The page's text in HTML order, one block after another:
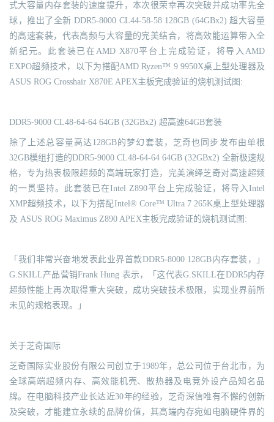
式大容量内存套装的速度提升，本次很荣幸再次突破并成功率先全
球，推出了全新 DDR5-8000 CL44-58-58 128GB (64GBx2) 超大容量
的高速套装，代表高频与大容量的完美结合，将高效能运算带入全
新纪元。此套装已在AMD X870平台上完成验证，将导入AMD
EXPO超频技术，以下为搭配AMD Ryzen™ 9 9950X桌上型处理器及
ASUS ROG Crosshair X870E APEX主板完成验证的烧机测试图:
DDR5-9000 CL48-64-64 64GB (32GBx2) 超高速64GB套装
除了上述总容量高达128GB的梦幻套装，芝奇也同步发布由单根
32GB模组打造的DDR5-9000 CL48-64-64 64GB (32GBx2) 全新极速规
格，专为热衷极限超频的高端玩家打造，完美演绎芝奇对高速超频
的一贯坚持。此套装已在Intel Z890平台上完成验证，将导入Intel
XMP超频技术，以下为搭配Intel® Core™ Ultra 7 265K桌上型处理器
及 ASUS ROG Maximus Z890 APEX主板完成验证的烧机测试图:
「我们非常兴奋地发表此业界首款DDR5-8000 128GB内存套装，」
G.SKILL产品营销Frank Hung 表示，「这代表G.SKILL在DDR5内存
超频性能上再次取得重大突破，成功突破技术极限，实现业界前所
未见的规格表现。」
关于芝奇国际
芝奇国际实业股份有限公司创立于1989年，总公司位于台北市，为
全球高端超频内存、高效能机壳、散热器及电竞外设产品知名品
牌。在电脑科技产业长达近30年的经验，芝奇深信唯有不懈的创新
及突破，才能建立永续的品牌价值，其高端内存宛如电脑硬件界的